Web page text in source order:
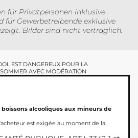
für Privatpersonen inklusive
für Gewerbetreibende exklusive
Bilder sind nicht vertraglich.
EST DANGEREUX POUR LA
AVEC MODÉRATION
alcooliques aux mineurs de
est exigée au moment de la